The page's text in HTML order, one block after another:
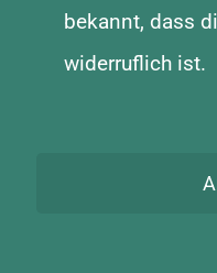
bekannt, dass
widerruflich ist.